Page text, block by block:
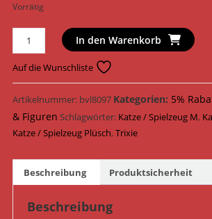
Vorrätig
Trixie
Katzenspielzeug
Maus
Plüsch
7
cm
45735
In den Warenkorb
Auf die Wunschliste
Artikelnummer: bvl8097 Kategorien: 5%
& Figuren Schlagwörter: Katze / Spielzeug M,
Katze / Spielzeug Plüsch,Trixie
Beschreibung Produktsicherheit
Beschreibung